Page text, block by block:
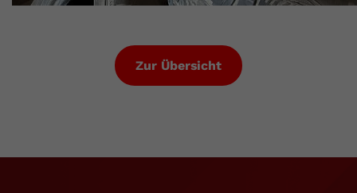
Zur Übersicht